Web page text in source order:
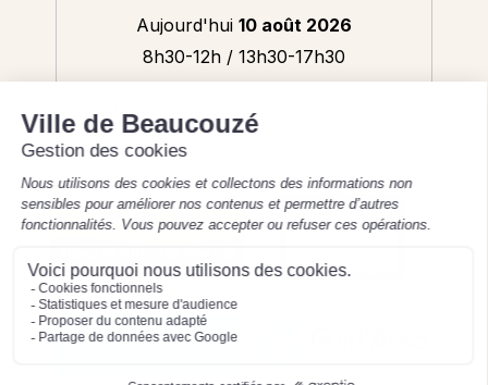
Aujourd'hui 10 août 2026
8h30-12h / 13h30-17h30